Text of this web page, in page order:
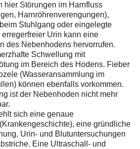
hier Störungen im Harnfluss
Harnröhrenverengungen),
Stuhlgang oder eingelegte
Urin kann eine
des Nebenhodens hervorrufen.
Schwellung mit
im Bereich des Hodens. Fieber
(Wasseransammlung im
können ebenfalls vorkommen.
ist der Nebenhoden nicht mehr
sich eine genaue
eine gründliche
Urin- und Blutuntersuchungen
Eine Ultraschall- und